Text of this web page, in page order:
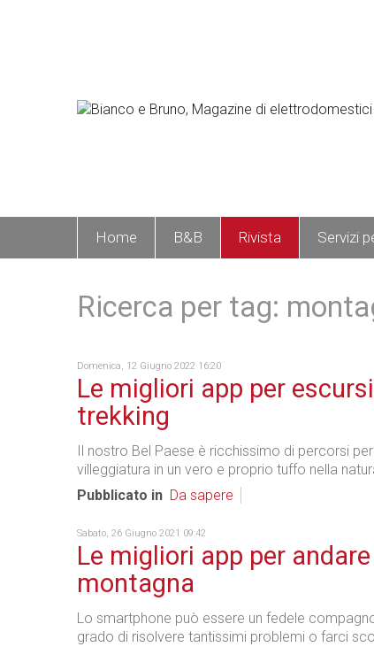
Home B&B Rivista Servizi
Ricerca per tag:
Domenica, 12 Giugno 2022 16:20
Le migliori app per
trekking
Il nostro Bel Paese è ricchissimo di percorsi
villeggiatura in un vero e proprio tuffo nella
Pubblicato in Da sapere
Sabato, 26 Giugno 2021 09:42
Le migliori app per
montagna
Lo smartphone può essere un fedele
grado di risolvere tantissimi problemi o farci